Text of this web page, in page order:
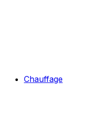
Chauffage